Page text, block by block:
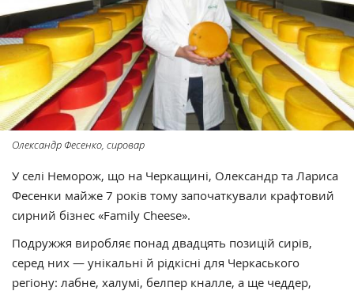
Олександр Фесенко, сировар
У селі Неморож, що на Черкащині, Олександр та Лариса
Фесенки майже 7 років тому започаткували крафтовий
сирний бізнес «Family Cheese».
Подружжя виробляє понад двадцять позицій сирів,
серед них — унікальні й рідкісні для Черкаського
регіону: лабне, халумі, белпер кналле, а ще чеддер,